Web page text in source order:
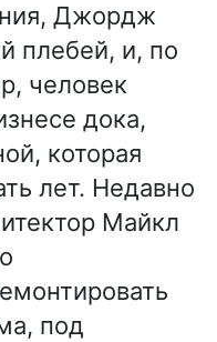
Джордж
плебей, и, по
человек
дока,
которая
лет. Недавно
Майкл
под